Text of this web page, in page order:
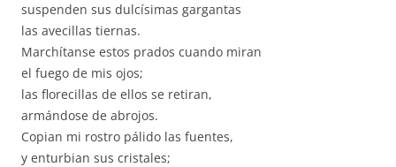
suspenden sus dulcísimas gargantas
las avecillas tiernas.
Marchítanse estos prados cuando miran
el fuego de mis ojos;
las florecillas de ellos se retiran,
armándose de abrojos.
Copian mi rostro pálido las fuentes,
y enturbian sus cristales;